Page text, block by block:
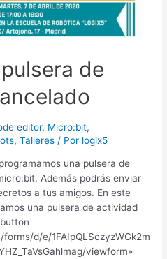
de
editor, Micro:bit,
,Talleres / Por logix5
una pulsera de
Además podrás enviar
a tus amigos. En este
una pulsera de actividad
d/e/1FAIpQLSczyzWGk2m
viewform»